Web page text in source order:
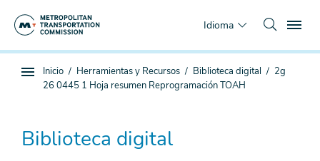
Idioma
Navegación
Estás
aquí
Inicio Herramientas y Recursos Biblioteca digital
2g
26 0445 1 Hoja resumen Reprogramación TOAH
Biblioteca digital